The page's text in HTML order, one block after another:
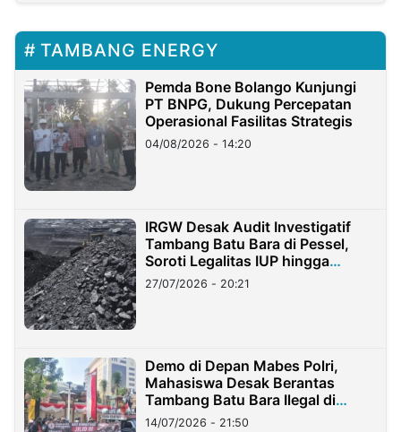
TAMBANG ENERGY
Pemda Bone Bolango Kunjungi
PT BNPG, Dukung Percepatan
Operasional Fasilitas Strategis
04/08/2026 - 14:20
IRGW Desak Audit Investigatif
Tambang Batu Bara di Pessel,
Soroti Legalitas IUP hingga
Stockpile
27/07/2026 - 20:21
Demo di Depan Mabes Polri,
Mahasiswa Desak Berantas
Tambang Batu Bara Ilegal di
Lampung
14/07/2026 - 21:50